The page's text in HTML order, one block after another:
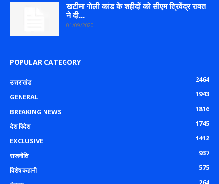
खटीमा गोली कांड के शहीदों को सीएम त्रिवेंद्र रावत
ने दी...
01/09/2020
POPULAR CATEGORY
उत्तराखंड
2464
GENERAL
1943
BREAKING NEWS
1816
देश विदेश
1745
EXCLUSIVE
1412
राजनीति
937
विशेष कहानी
575
264